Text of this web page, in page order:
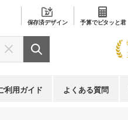
保存済デザイン 予算でピタッと君
利用ガイド よくある質問